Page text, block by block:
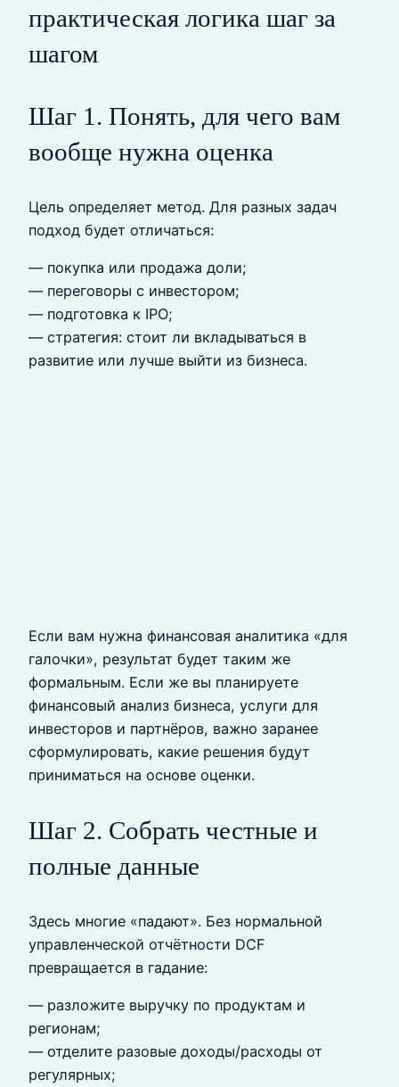
практическая логика шаг за
шагом
Шаг 1. Понять, для чего вам
вообще нужна оценка
Цель определяет метод. Для разных задач
подход будет отличаться:
— покупка или продажа доли;
— переговоры с инвестором;
— подготовка к IPO;
— стратегия: стоит ли вкладываться в
развитие или лучше выйти из бизнеса.
Если вам нужна финансовая аналитика «для
галочки», результат будет таким же
формальным. Если же вы планируете
финансовый анализ бизнеса, услуги для
инвесторов и партнёров, важно заранее
сформулировать, какие решения будут
приниматься на основе оценки.
Шаг 2. Собрать честные и
полные данные
Здесь многие «падают». Без нормальной
управленческой отчётности DCF
превращается в гадание:
— разложите выручку по продуктам и
регионам;
— отделите разовые доходы/расходы от
регулярных;